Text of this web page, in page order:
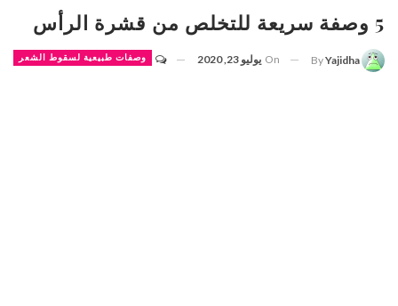
5 وصفة سريعة للتخلص من قشرة الرأس
وصفات طبيعية لسقوط الشعر ByYajidha
On يوليو 23, 2020